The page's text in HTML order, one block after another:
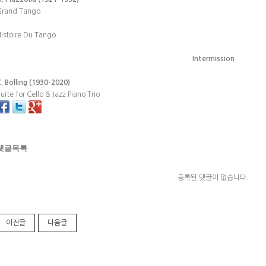
Tango
Du Tango
Intermission
Bolling (1930-2020)
for Cello & Jazz Piano Trio
글목록
등록된 댓글이 없습니다.
이전글 다음글